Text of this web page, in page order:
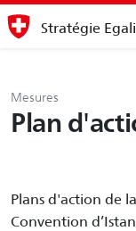
Stratégie
Mesures
Plan
Plans d'action de
Convention